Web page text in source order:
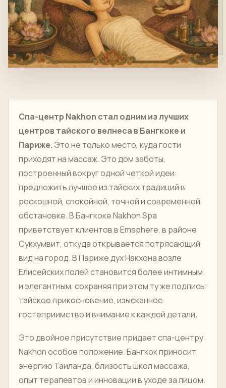
Спа-центр Nakhon стал одним из лучших
центров тайского велнеса в Бангкоке и
Париже. Это не только место, куда гости
приходят на массаж. Это дом заботы,
построенный вокруг одной четкой идеи:
предложить лучшее из тайских традиций в
роскошной, спокойной, точной и современной
обстановке. В Бангкоке Nakhon Spa
приветствует клиентов в Emsphere, в районе
Сукхумвит, откуда открывается потрясающий
вид на город. В Париже дух Накхона возле
Елисейских полей становится более интимным
и элегантным, сохраняя при этом ту же подпись:
тайское прикосновение, изысканное
гостеприимство и внимание к каждой детали.
Это двойное присутствие придает спа-центру
Nakhon особое положение. Бангкок приносит
энергию Таиланда, близость школ массажа,
опыт терапевтов и инновации в уходе за лицом.